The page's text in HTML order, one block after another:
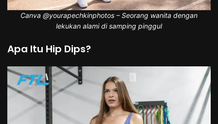
Canva @yourapechkinphotos – Seorang wanita dengan
lekukan alami di samping pinggul
Apa Itu Hip Dips?